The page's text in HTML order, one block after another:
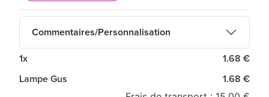
Commentaires/Personnalisation
1x 1.68 €
Lampe Gus 1.68 €